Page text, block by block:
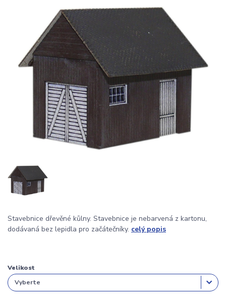
Stavebnice dřevěné kůlny. Stavebnice je nebarvená z kartonu,
dodávaná bez lepidla pro začátečníky. celý popis
Velikost